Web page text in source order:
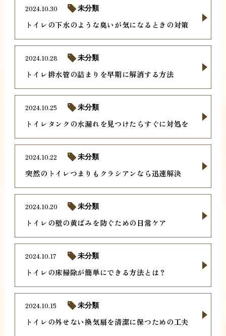
トイレの下水のような臭いが気になるときの対策
2024.10.30 未分類
トイレ排水管の詰まりを早期に解消する方法
2024.10.28 未分類
トイレタンクの水漏れを見つけたらすぐに対処を
2024.10.25 未分類
突然のトイレつまりもクラシアンなら迅速解決
2024.10.22 未分類
トイレの壁の黄ばみを防ぐための日常ケア
2024.10.20 未分類
トイレの床掃除が簡単にできる方法とは？
2024.10.17 未分類
トイレの外せない換気扇を清潔に保つための工夫
2024.10.15 未分類